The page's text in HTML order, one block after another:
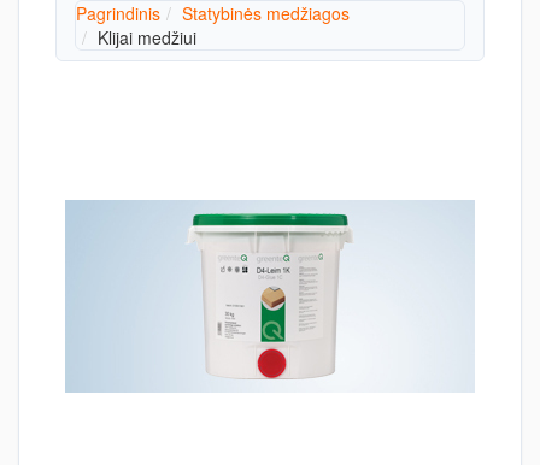
Pagrindinis
Statybinės medžiagos
Klijai medžiui